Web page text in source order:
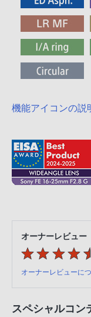
機能アイコンの説
オーナーレビュー
オーナーレビューに
スペシャルコン